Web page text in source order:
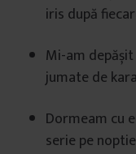
iris după
Mi-am
jumate de
Dormeam cu
serie pe